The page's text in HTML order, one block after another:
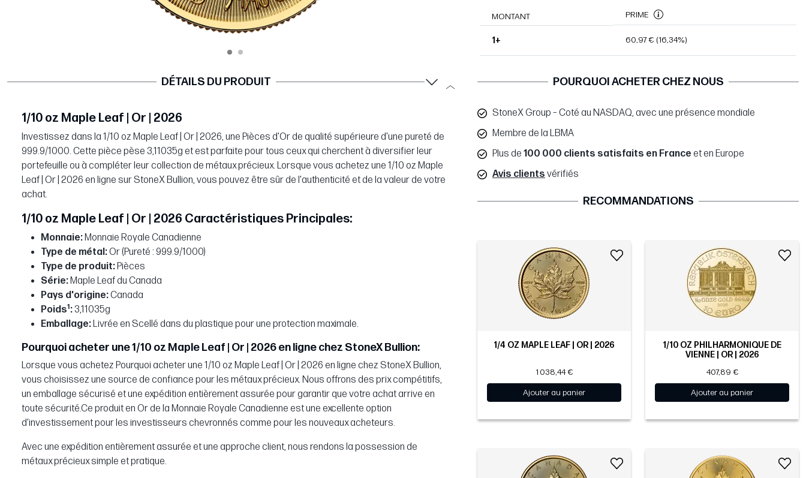
MONTANT PRIME
1+ 60,97 € (16,34%)
DÉTAILS DU PRODUIT
1/10 oz Maple Leaf | Or | 2026
Investissez dans la 1/10 oz Maple Leaf | Or | 2026, une Pièces d'Or de qualité supérieure d'une pureté de
999.9/1000. Cette pièce pèse 3,11035g et est parfaite pour tous ceux qui cherchent à diversifier leur
portefeuille ou à compléter leur collection de métaux précieux. Lorsque vous achetez une 1/10 oz Maple
Leaf | Or | 2026 en ligne sur StoneX Bullion, vous pouvez être sûr de l'authenticité et de la valeur de votre
achat.
1/10 oz Maple Leaf | Or | 2026 Caractéristiques Principales:
Monnaie:Monnaie Royale Canadienne
Type de métal:Or (Pureté : 999.9/1000)
Type de produit:Pièces
Série:Maple Leaf du Canada
Pays d'origine:Canada
Poids1: 3,11035g
Emballage:Livrée en Scellé dans du plastique pour une protection maximale.
Pourquoi acheter une 1/10 oz Maple Leaf | Or | 2026 en ligne chez StoneX Bullion:
Lorsque vous achetez Pourquoi acheter une 1/10 oz Maple Leaf | Or | 2026 en ligne chez StoneX Bullion,
vous choisissez une source de confiance pour les métaux précieux. Nous offrons des prix compétitifs,
un emballage sécurisé et une expédition entièrement assurée pour garantir que votre achat arrive en
toute sécurité.Ce produit en Or de la Monnaie Royale Canadienne est une excellente option
d'investissement pour les investisseurs chevronnés comme pour les nouveaux acheteurs.
Avec une expédition entièrement assurée et une approche client, nous rendons la possession de
métaux précieux simple et pratique.
POURQUOI ACHETER CHEZ NOUS
StoneX Group – Coté au NASDAQ, avec une présence mondiale
Membre de la LBMA
Plus de 100 000 clients satisfaits en France et en Europe
Avis clients vérifiés
RECOMMANDATIONS
1/4 OZ MAPLE LEAF | OR | 2026
1 038,44 €
Ajouter au panier
1/10 OZ PHILHARMONIQUE DE
VIENNE | OR | 2026
407,89 €
Ajouter au panier